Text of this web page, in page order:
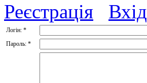
Реєстрація Вхід
Логін: *
Пароль: *